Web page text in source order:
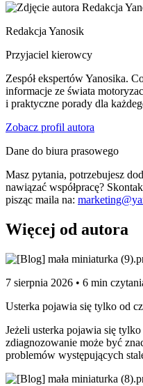
Redakcja Yanosik
Przyjaciel kierowcy
Zespół ekspertów Yanosika.
informacje ze świata
i praktyczne porady dla
Zobacz profil autora
Dane do biura prasowego
Masz pytania, potrzebujesz
nawiązać współpracę?
pisząc maila na:
Więcej od autora
7 sierpnia 2026 • 6 min
Usterka pojawia się tylko od
Jeżeli usterka pojawia się
zdiagnozowanie może być
problemów występujących